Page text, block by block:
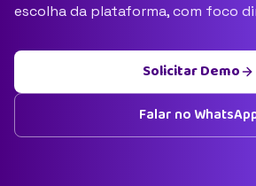
escolha da plataforma, com foco
Solicitar Demo
Falar no